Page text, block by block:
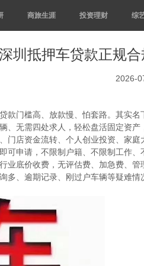
商旅生涯 投资理财 综
圳抵押车贷款正规
2026-
款门槛高、放款慢、怕套路。其实
、无需四处求人，轻松盘活固定资
门店资金流转、个人创业投资、家
申请，不限制户籍、不限制工作、
业底价收费，无评估费、加急费、
多、逾期记录、刚过户车辆等疑难